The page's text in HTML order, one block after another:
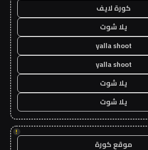
كورة لايف
يلا شوت
yalla shoot
yalla shoot
يلا شوت
يلا شوت
!
موقع كورة